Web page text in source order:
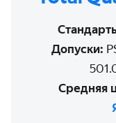
Допуски:
Средняя